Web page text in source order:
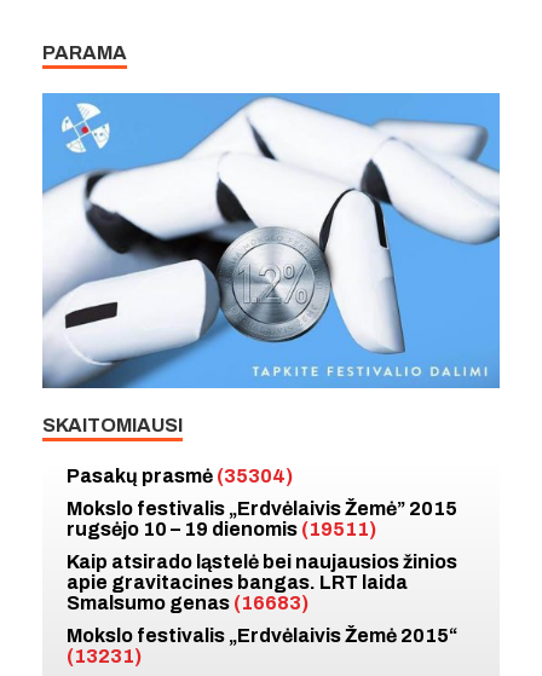
PARAMA
SKAITOMIAUSI
Pasakų prasmė (35304)
Mokslo festivalis „Erdvėlaivis Žemė” 2015
rugsėjo 10 – 19 dienomis (19511)
Kaip atsirado ląstelė bei naujausios žinios
apie gravitacines bangas. LRT laida
Smalsumo genas (16683)
Mokslo festivalis „Erdvėlaivis Žemė 2015“
(13231)